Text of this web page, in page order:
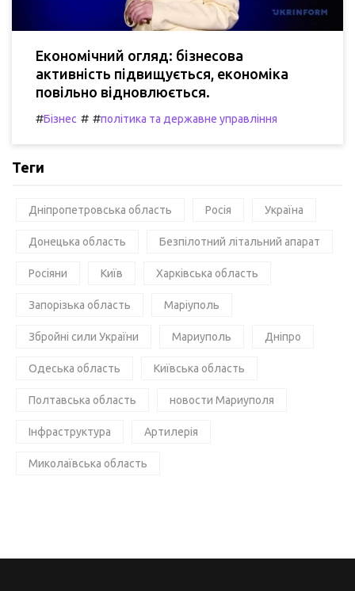
Економічний огляд: бізнесова
активність підвищується, економіка
повільно відновлюється.
#Бізнес # #політика та державне управління
Теги
Дніпропетровська область Росія Україна
Донецька область Безпілотний літальний апарат
Росіяни Київ Харківська область
Запорізька область Маріуполь
Збройні сили України Мариуполь Дніпро
Одеська область Київська область
Полтавська область новости Мариуполя
Інфраструктура Артилерія
Миколаївська область